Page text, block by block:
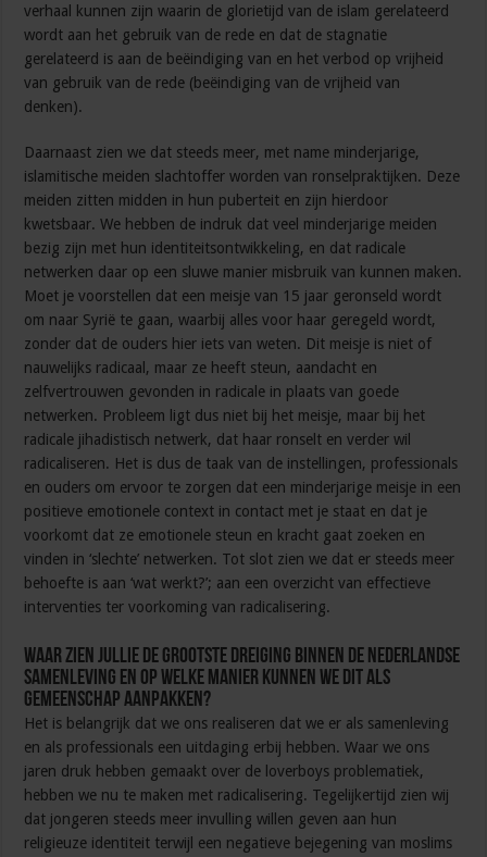
verhaal kunnen zijn waarin de glorietijd van de islam gerelateerd
wordt aan het gebruik van de rede en dat de stagnatie
gerelateerd is aan de beëindiging van en het verbod op vrijheid
van gebruik van de rede (beëindiging van de vrijheid van
denken).
Daarnaast zien we dat steeds meer, met name minderjarige,
islamitische meiden slachtoffer worden van ronselpraktijken. Deze
meiden zitten midden in hun puberteit en zijn hierdoor
kwetsbaar. We hebben de indruk dat veel minderjarige meiden
bezig zijn met hun identiteitsontwikkeling, en dat radicale
netwerken daar op een sluwe manier misbruik van kunnen maken.
Moet je voorstellen dat een meisje van 15 jaar geronseld wordt
om naar Syrië te gaan, waarbij alles voor haar geregeld wordt,
zonder dat de ouders hier iets van weten. Dit meisje is niet of
nauwelijks radicaal, maar ze heeft steun, aandacht en
zelfvertrouwen gevonden in radicale in plaats van goede
netwerken. Probleem ligt dus niet bij het meisje, maar bij het
radicale jihadistisch netwerk, dat haar ronselt en verder wil
radicaliseren. Het is dus de taak van de instellingen, professionals
en ouders om ervoor te zorgen dat een minderjarige meisje in een
positieve emotionele context in contact met je staat en dat je
voorkomt dat ze emotionele steun en kracht gaat zoeken en
vinden in ‘slechte’ netwerken. Tot slot zien we dat er steeds meer
behoefte is aan ‘wat werkt?’; aan een overzicht van effectieve
interventies ter voorkoming van radicalisering.
Waar zien jullie de grootste dreiging binnen de Nederlandse
samenleving en op welke manier kunnen we dit als
gemeenschap aanpakken?
Het is belangrijk dat we ons realiseren dat we er als samenleving
en als professionals een uitdaging erbij hebben. Waar we ons
jaren druk hebben gemaakt over de loverboys problematiek,
hebben we nu te maken met radicalisering. Tegelijkertijd zien wij
dat jongeren steeds meer invulling willen geven aan hun
religieuze identiteit terwijl een negatieve bejegening van moslims